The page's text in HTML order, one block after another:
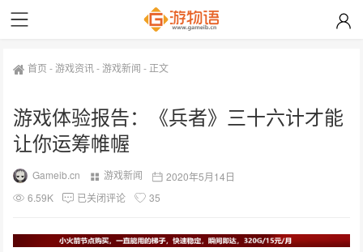
首页 -游戏资讯-游戏新闻 - 正文
游戏体验报告：《兵者》三十六计才能
让你运筹帷幄
Gameib.cn 游戏新闻
2020年5月14日
6.59K
已关闭评论 35